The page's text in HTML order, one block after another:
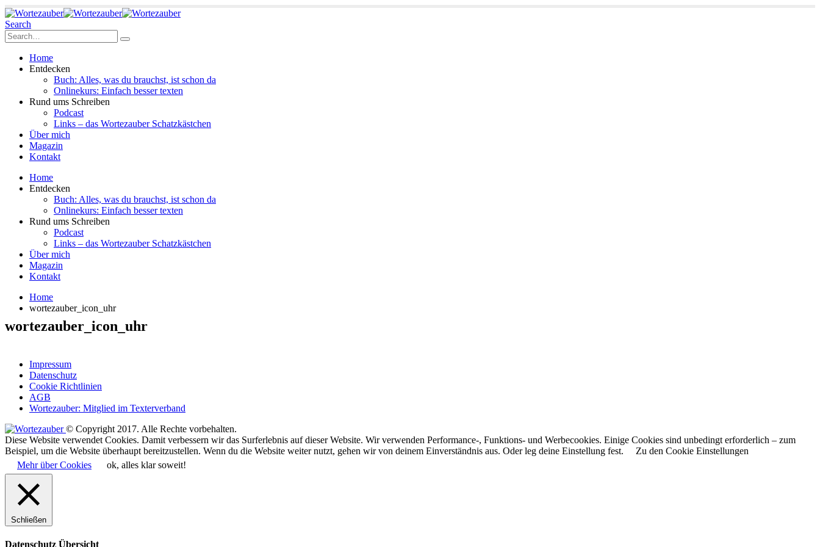
Search
Home
Entdecken
Buch: Alles, was du brauchst, ist schon da
Onlinekurs: Einfach besser texten
Rund ums Schreiben
Podcast
Links – das Wortezauber Schatzkästchen
Über mich
Magazin
Kontakt
Home
Entdecken
Buch: Alles, was du brauchst, ist schon da
Onlinekurs: Einfach besser texten
Rund ums Schreiben
Podcast
Links – das Wortezauber Schatzkästchen
Über mich
Magazin
Kontakt
Home
wortezauber_icon_uhr
wortezauber_icon_uhr
Impressum
Datenschutz
Cookie Richtlinien
AGB
Wortezauber: Mitglied im Texterverband
© Copyright 2017. Alle Rechte vorbehalten.
Diese Website verwendet Cookies. Damit verbessern wir das Surferlebnis auf dieser Website. Wir verwenden Performance-, Funktions- und Werbecookies. Einige Cookies sind unbedingt erforderlich – zum
Beispiel, um die Website überhaupt bereitzustellen. Wenn du die Website weiter nutzt, gehen wir von deinem Einverständnis aus. Oder leg deine Einstellung fest.
Zu den Cookie Einstellungen
Mehr über Cookies
ok, alles klar soweit!
Schließen
Datenschutz Übersicht